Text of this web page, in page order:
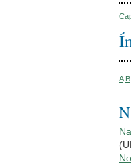
A B
N